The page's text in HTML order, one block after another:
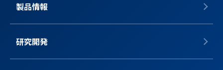
製品情報
研究開発